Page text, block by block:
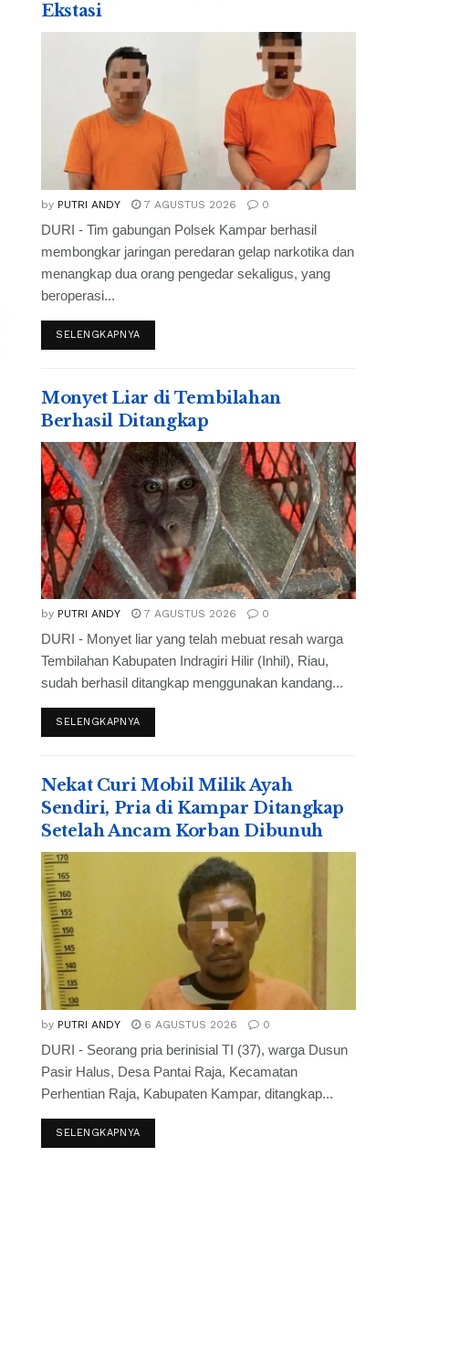
Ekstasi
by PUTRI ANDY 7 AGUSTUS 2026 0
DURI - Tim gabungan Polsek Kampar berhasil
membongkar jaringan peredaran gelap narkotika dan
menangkap dua orang pengedar sekaligus, yang
beroperasi...
SELENGKAPNYA
Monyet Liar di Tembilahan
Berhasil Ditangkap
by PUTRI ANDY 7 AGUSTUS 2026 0
DURI - Monyet liar yang telah mebuat resah warga
Tembilahan Kabupaten Indragiri Hilir (Inhil), Riau,
sudah berhasil ditangkap menggunakan kandang...
SELENGKAPNYA
Nekat Curi Mobil Milik Ayah
Sendiri, Pria di Kampar Ditangkap
Setelah Ancam Korban Dibunuh
by PUTRI ANDY 6 AGUSTUS 2026 0
DURI - Seorang pria berinisial TI (37), warga Dusun
Pasir Halus, Desa Pantai Raja, Kecamatan
Perhentian Raja, Kabupaten Kampar, ditangkap...
SELENGKAPNYA